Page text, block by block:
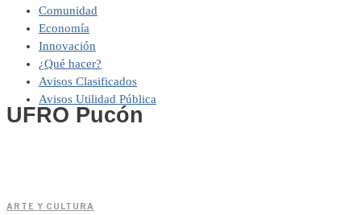
Comunidad
Economía
Innovación
¿Qué hacer?
Avisos Clasificados
Avisos Utilidad Pública
UFRO Pucón
ARTE Y CULTURA